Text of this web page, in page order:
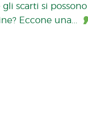
scarti si
Eccone una...